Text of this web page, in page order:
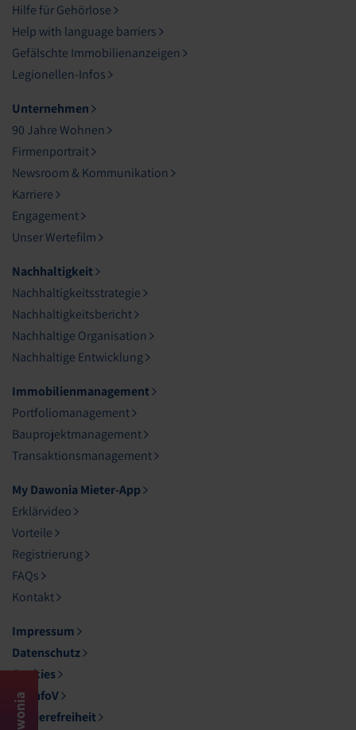
Hilfe für Gehörlose
Help with language barriers
Gefälschte Immobilienanzeigen
Legionellen-Infos
Unternehmen
90 Jahre Wohnen
Firmenportrait
Newsroom & Kommunikation
Karriere
Engagement
Unser Wertefilm
Nachhaltigkeit
Nachhaltigkeitsstrategie
Nachhaltigkeitsbericht
Nachhaltige Organisation
Nachhaltige Entwicklung
Immobilienmanagement
Portfoliomanagement
Bauprojektmanagement
Transaktionsmanagement
My Dawonia Mieter-App
Erklärvideo
Vorteile
Registrierung
FAQs
Kontakt
Impressum
Datenschutz
Cookies
DL-InfoV
Barrierefreiheit